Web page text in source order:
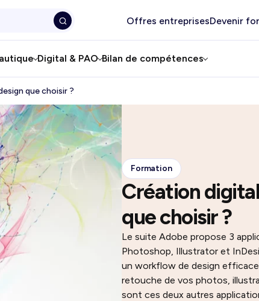
Offres entreprisesDevenir
Digital & PAO Bilan de compétences
que choisir ?
Formation
Création
que choisir ?
Le suite Adobe propose 3
Photoshop, Illustrator et
un workflow de design
retouche de vos photos,
sont ces deux autres